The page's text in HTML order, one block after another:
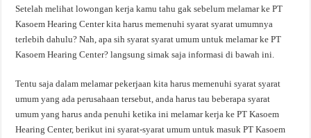
Setelah melihat lowongan kerja kamu tahu gak sebelum melamar ke PT
Kasoem Hearing Center kita harus memenuhi syarat syarat umumnya
terlebih dahulu? Nah, apa sih syarat syarat umum untuk melamar ke PT
Kasoem Hearing Center? langsung simak saja informasi di bawah ini.
Tentu saja dalam melamar pekerjaan kita harus memenuhi syarat syarat
umum yang ada perusahaan tersebut, anda harus tau beberapa syarat
umum yang harus anda penuhi ketika ini melamar kerja ke PT Kasoem
Hearing Center, berikut ini syarat-syarat umum untuk masuk PT Kasoem